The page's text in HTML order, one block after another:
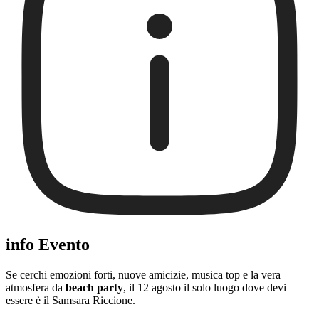
info Evento
Se cerchi emozioni forti, nuove amicizie, musica top e la vera
atmosfera da beach party, il 12 agosto il solo luogo dove devi
essere è il Samsara Riccione.